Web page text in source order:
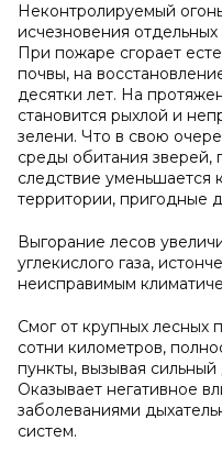
Неконтролируемый
исчезновения
При пожаре сгорает
почвы, на
десятки лет. На
становится рыхлой и
зелени. Что в свою
среды обитания зверей,
следствие уменьшается
территории, пригодные
Выгорание лесов
углекислого газа,
неисправимым
Смог от крупных лесных
сотни километров,
пункты, вызывая
Оказывает негативное
заболеваниями
систем.